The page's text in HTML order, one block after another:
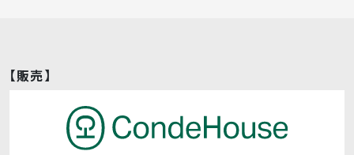
【販売】